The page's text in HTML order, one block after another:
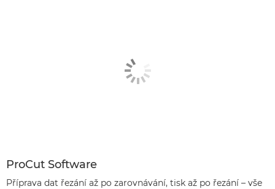
ProCut Software
Příprava dat řezání až po zarovnávání, tisk až po řezání – vše